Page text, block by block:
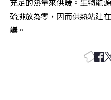
充足的熱量來供暖。生物能
硫排放為零，因而供熱站建
議。